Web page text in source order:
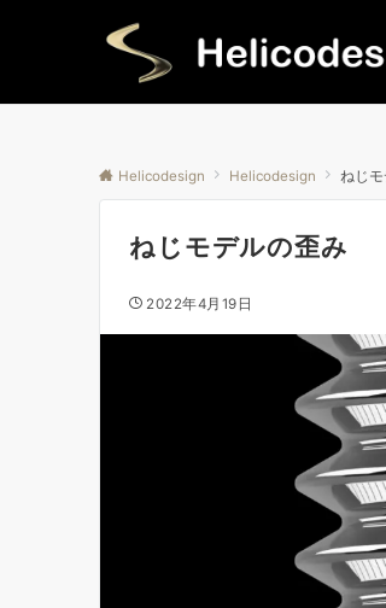
Helicodesign Helicodesign ねじ
ねじモデルの歪み
2022年4月19日